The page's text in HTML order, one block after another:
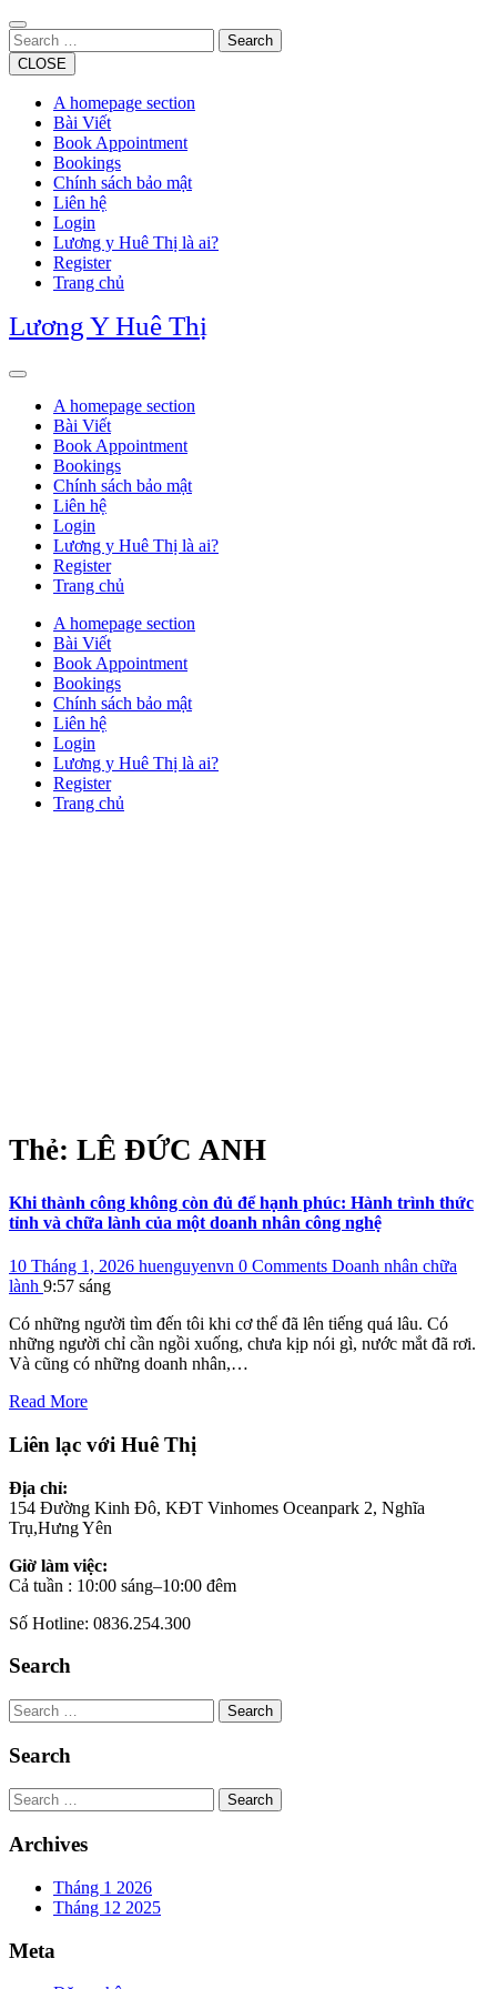
Skip
to
content
Search
CLOSE
A homepage section
Bài Viết
Book Appointment
Bookings
Chính sách bảo mật
Liên hệ
Login
Lương y Huê Thị là ai?
Register
Trang chủ
Lương Y Huê Thị
Open
ButtonA homepage section
Bài Viết
Book Appointment
Bookings
Chính sách bảo mật
Liên hệ
Login
Lương y Huê Thị là ai?
Register
Trang chủ
Close
Button
A homepage section
Bài Viết
Book Appointment
Bookings
Chính sách bảo mật
Liên hệ
Login
Lương y Huê Thị là ai?
Register
Trang chủ
Thẻ: LÊ ĐỨC ANH
Khi thành công không còn đủ để hạnh phúc: Hành trình thức
tỉnh và chữa lành của một doanh nhân công nghệ
10 Tháng 1, 2026 huenguyenvn 0 Comments Doanh nhân chữa
lành 9:57 sáng
Có những người tìm đến tôi khi cơ thể đã lên tiếng quá lâu. Có
những người chỉ cần ngồi xuống, chưa kịp nói gì, nước mắt đã rơi.
Và cũng có những doanh nhân,…
Read More
Liên lạc với Huê Thị
Địa chỉ:
154 Đường Kinh Đô, KĐT Vinhomes Oceanpark 2, Nghĩa
Trụ,Hưng Yên
Giờ làm việc:
Cả tuần : 10:00 sáng–10:00 đêm
Số Hotline: 0836.254.300
Search
Search
Search
Search
Archives
Tháng 1 2026
Tháng 12 2025
Meta